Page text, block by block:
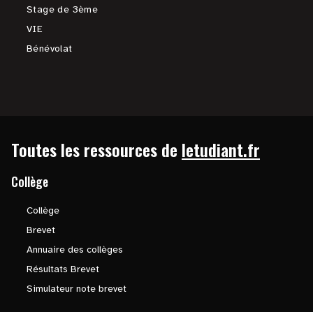
Stage de 3ème
VIE
Bénévolat
Toutes les ressources de letudiant.fr
Collège
Collège
Brevet
Annuaire des collèges
Résultats Brevet
Simulateur note brevet